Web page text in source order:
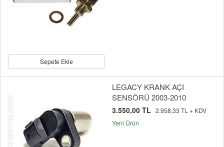
Sepete Ekle
LEGACY KRANK AÇI
SENSÖRÜ 2003-2010
3.550,00 TL 2.958,33 TL + KDV
Yeni Ürün